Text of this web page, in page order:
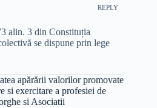
REPLY
alin. 3 din Constituția
se dispune prin lege
apărării valorilor promovate
si exercitare a profesiei de
si Asociatii